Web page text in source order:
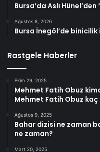
Bursa’da Aslı
Ağustos 8, 2026
Bursa İnegöl’de
Rastgele Haberler
Ekim 29, 2025
Mehmet Fatih Obuz
Mehmet Fatih Obuz
Ağustos 9, 2025
Bahar dizisi ne zaman
ne zaman?
Mart 20, 2025